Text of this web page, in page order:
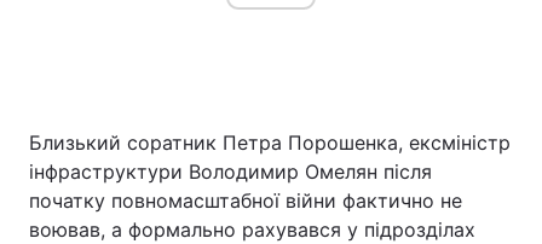
Близький соратник Петра Порошенка, ексміністр
інфраструктури Володимир Омелян після
початку повномасштабної війни фактично не
воював, а формально рахувався у підрозділах